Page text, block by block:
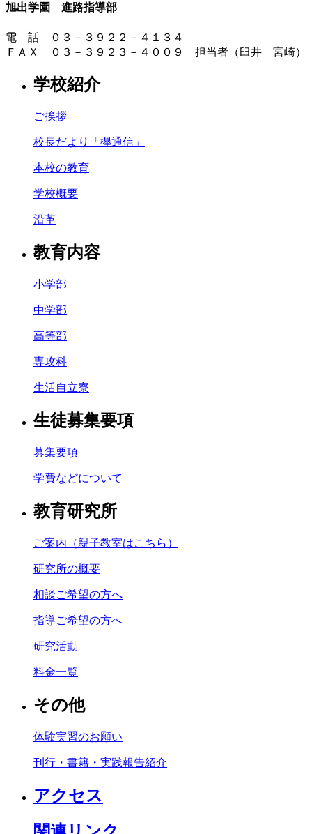
旭出学園 進路指導部
電 話 ０３－３９２２－４１３４
ＦＡＸ ０３－３９２３－４００９ 担当者（臼井 宮崎）
学校紹介
ご挨拶
校長だより「欅通信」
本校の教育
学校概要
沿革
教育内容
小学部
中学部
高等部
専攻科
生活自立寮
生徒募集要項
募集要項
学費などについて
教育研究所
ご案内（親子教室はこちら）
研究所の概要
相談ご希望の方へ
指導ご希望の方へ
研究活動
料金一覧
その他
体験実習のお願い
刊行・書籍・実践報告紹介
アクセス